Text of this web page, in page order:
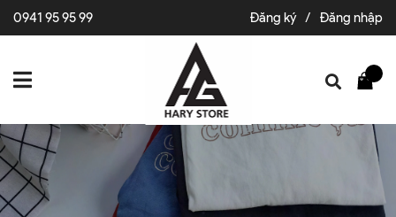
0941 95 95 99 Đăng ký / Đăng nhập